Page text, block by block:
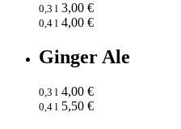
0,3 l 3,00 €
0,4 l 4,00 €
Ginger Ale
0,3 l 4,00 €
0,4 l 5,50 €